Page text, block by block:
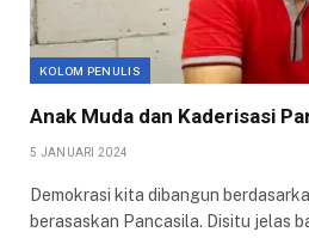
KOLOM PENULIS
Anak Muda dan Kaderisasi
5 JANUARI 2024
Demokrasi kita dibangun
berasaskan Pancasila. Disitu jelas